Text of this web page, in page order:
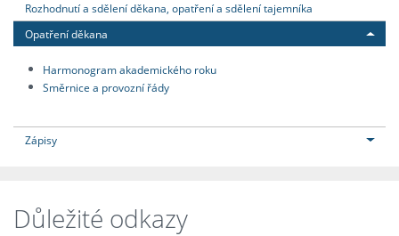
Rozhodnutí a sdělení děkana, opatření a sdělení tajemníka
Opatření děkana
Harmonogram akademického roku
Směrnice a provozní řády
Zápisy
Důležité odkazy